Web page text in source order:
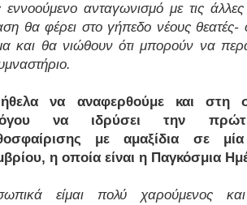
εννοούμενο ανταγωνισμό με τις
θα φέρει στο γήπεδο νέους θεατές-
και θα νιώθουν ότι μπορούν να
να αναφερθούμε και στη
να ιδρύσει την
με αμαξίδια σε
η οποία είναι η Παγκόσμια
είμαι πολύ χαρούμενος